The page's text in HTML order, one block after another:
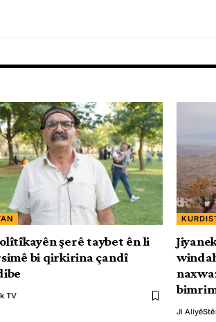
şerê taybet ên li
bi qirkirina çandî
TV
Ji Aliyê